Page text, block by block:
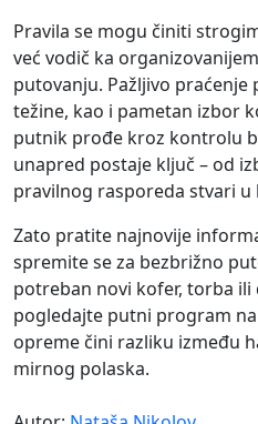
Pravila se mogu činiti
već vodič ka
putovanju. Pažljivo praćenje
težine, kao i pametan izbor
putnik prođe kroz kontrolu
unapred postaje ključ – od
pravilnog rasporeda stvari u
Zato pratite najnovije
spremite se za bezbrižno
potreban novi kofer, torba
pogledajte putni program na
opreme čini razliku između
mirnog polaska.